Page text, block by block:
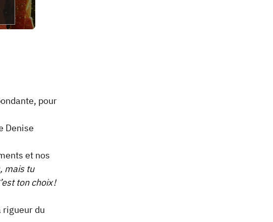
pour
Denise
et nos
mais tu
ton choix !
rigueur du